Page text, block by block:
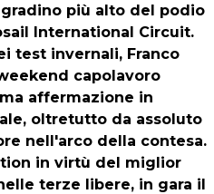
più alto del podio
International Circuit.
test invernali, Franco
capolavoro
affermazione in
oltretutto da assoluto
nell'arco della contesa.
in virtù del miglior
terze libere, in gara il